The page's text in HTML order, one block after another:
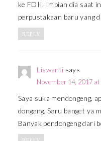
ke FDII. Impian dia saat
perpustakaan baru yang
REPLY
Liswanti says
November 14, 2017
Saya suka mendongeng,
dongeng. Seru banget ya
Banyak pendongeng dari